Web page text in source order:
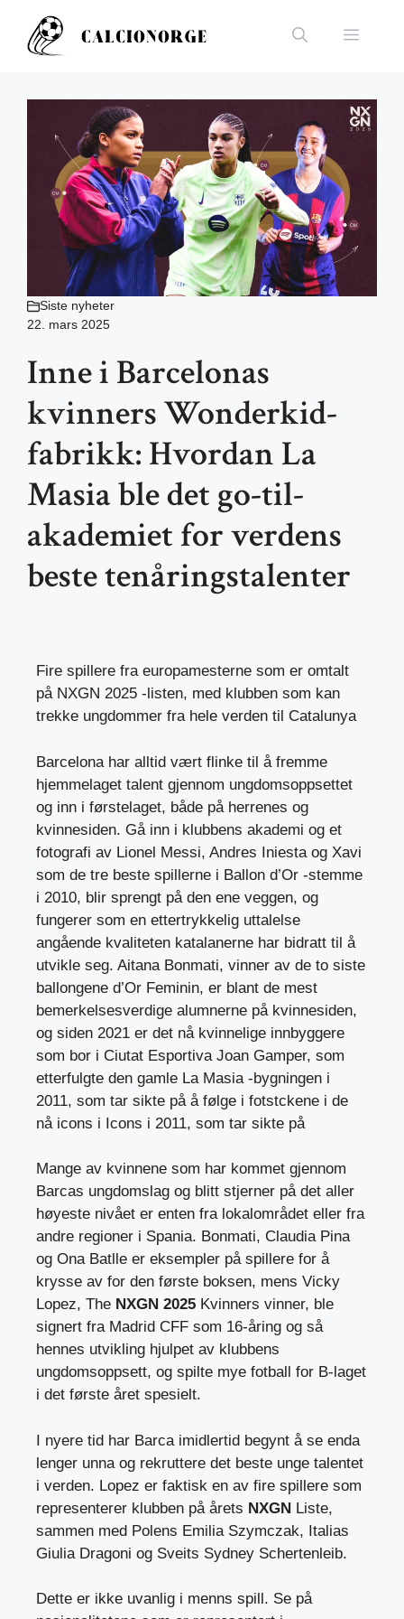
innhold
Meny
Siste nyheter
22. mars 2025
Inne i Barcelonas
kvinners Wonderkid-
fabrikk: Hvordan La
Masia ble det go-til-
akademiet for verdens
beste tenåringstalenter
Fire spillere fra europamesterne som er omtalt
på NXGN 2025 -listen, med klubben som kan
trekke ungdommer fra hele verden til Catalunya
Barcelona har alltid vært flinke til å fremme
hjemmelaget talent gjennom ungdomsoppsettet
og inn i førstelaget, både på herrenes og
kvinnesiden. Gå inn i klubbens akademi og et
fotografi av Lionel Messi, Andres Iniesta og Xavi
som de tre beste spillerne i Ballon d’Or -stemme
i 2010, blir sprengt på den ene veggen, og
fungerer som en ettertrykkelig uttalelse
angående kvaliteten katalanerne har bidratt til å
utvikle seg. Aitana Bonmati, vinner av de to siste
ballongene d’Or Feminin, er blant de mest
bemerkelsesverdige alumnerne på kvinnesiden,
og siden 2021 er det nå kvinnelige innbyggere
som bor i Ciutat Esportiva Joan Gamper, som
etterfulgte den gamle La Masia -bygningen i
2011, som tar sikte på å følge i fotstckene i de
nå icons i Icons i 2011, som tar sikte på
Mange av kvinnene som har kommet gjennom
Barcas ungdomslag og blitt stjerner på det aller
høyeste nivået er enten fra lokalområdet eller fra
andre regioner i Spania. Bonmati, Claudia Pina
og Ona Batlle er eksempler på spillere for å
krysse av for den første boksen, mens Vicky
Lopez, The NXGN 2025 Kvinners vinner, ble
signert fra Madrid CFF som 16-åring og så
hennes utvikling hjulpet av klubbens
ungdomsoppsett, og spilte mye fotball for B-laget
i det første året spesielt.
I nyere tid har Barca imidlertid begynt å se enda
lenger unna og rekruttere det beste unge talentet
i verden. Lopez er faktisk en av fire spillere som
representerer klubben på årets NXGN Liste,
sammen med Polens Emilia Szymczak, Italias
Giulia Dragoni og Sveits Sydney Schertenleib.
Dette er ikke uvanlig i menns spill. Se på